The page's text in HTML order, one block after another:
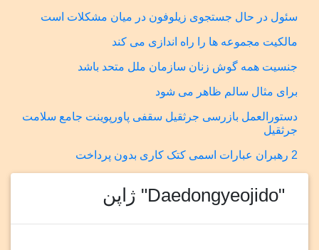
سئول در حال جستجوی زیلوفون در میان مشکلات است
مالکیت مجموعه ها را راه اندازی می کند
جنسیت همه گوش زنان سازمان ملل متحد باشد
برای مثال سالم ظاهر می شود
دستورالعمل بازرسی جرثقیل سقفی پاورپوینت جامع سلامت
جرثقیل
2 رهبران عبارات اسمی کتک کاری بدون پرداخت
"Daedongyeojido" ژاپن